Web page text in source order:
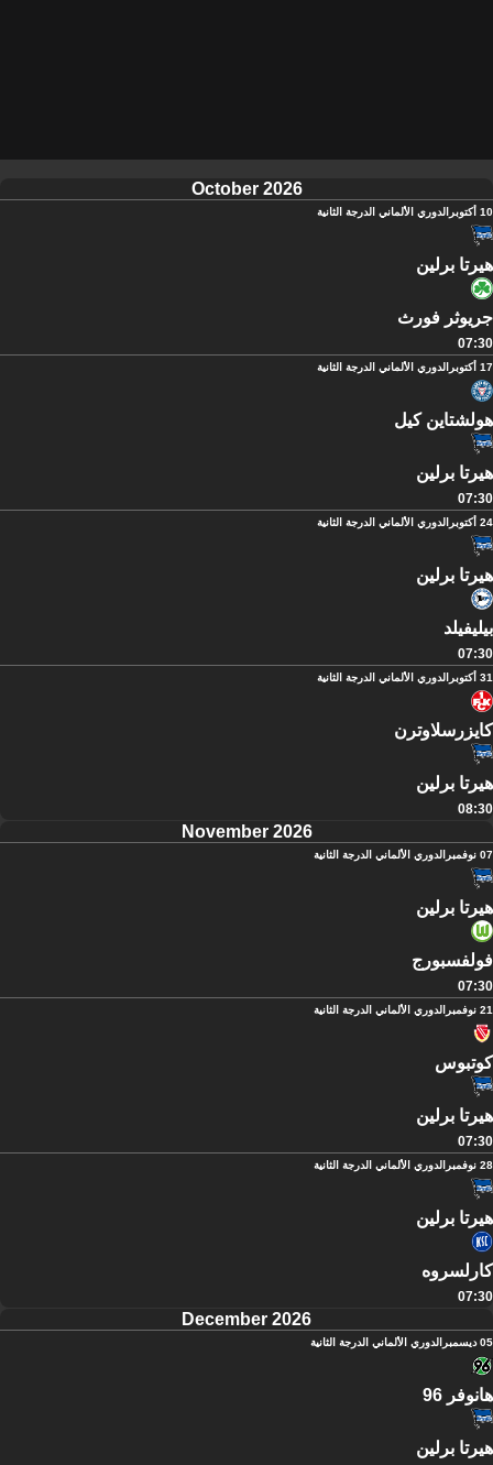
October 2026
10 أكتوبر الدوري الألماني الدرجة الثانية
هيرتا برلين
جريوثر فورث
07:30
17 أكتوبر الدوري الألماني الدرجة الثانية
هولشتاين كيل
هيرتا برلين
07:30
24 أكتوبر الدوري الألماني الدرجة الثانية
هيرتا برلين
بيليفيلد
07:30
31 أكتوبر الدوري الألماني الدرجة الثانية
كايزرسلاوترن
هيرتا برلين
08:30
November 2026
07 نوفمبر الدوري الألماني الدرجة الثانية
هيرتا برلين
فولفسبورج
07:30
21 نوفمبر الدوري الألماني الدرجة الثانية
كوتبوس
هيرتا برلين
07:30
28 نوفمبر الدوري الألماني الدرجة الثانية
هيرتا برلين
كارلسروه
07:30
December 2026
05 ديسمبر الدوري الألماني الدرجة الثانية
هانوفر 96
هيرتا برلين